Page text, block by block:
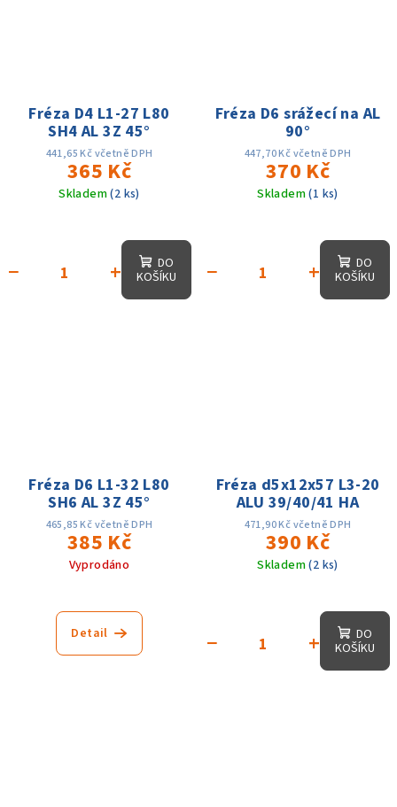
Fréza D4 L1-27 L80
SH4 AL 3Z 45°
441,65 Kč včetně DPH
365 Kč
Skladem(2 ks)
+
−
DO
KOŠÍKU
Fréza D6 srážecí na AL
90°
447,70 Kč včetně DPH
370 Kč
Skladem(1 ks)
+
−
DO
KOŠÍKU
Fréza D6 L1-32 L80
SH6 AL 3Z 45°
465,85 Kč včetně DPH
385 Kč
Vyprodáno
Detail
Fréza d5x12x57 L3-20
ALU 39/40/41 HA
471,90 Kč včetně DPH
390 Kč
Skladem(2 ks)
+
−
DO
KOŠÍKU